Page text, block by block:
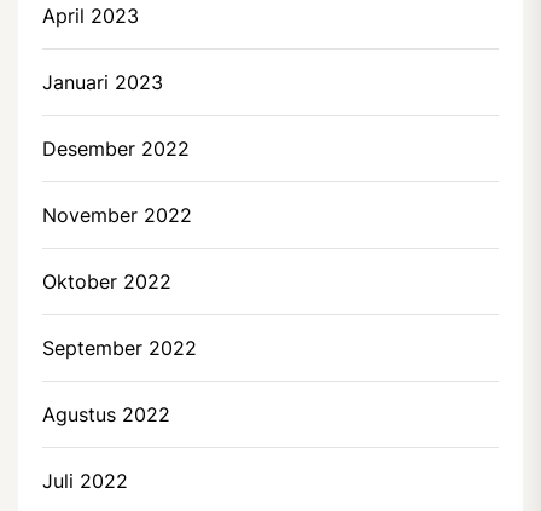
April 2023
Januari 2023
Desember 2022
November 2022
Oktober 2022
September 2022
Agustus 2022
Juli 2022